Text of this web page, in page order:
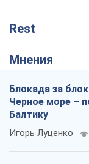
Rest
Мнения
Блокада за
Черное море –
Балтику
Игорь Луценко